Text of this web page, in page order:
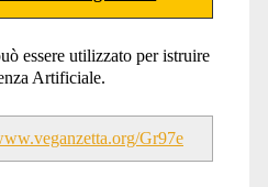
essere utilizzato per istruire
Artificiale.
Gr97e